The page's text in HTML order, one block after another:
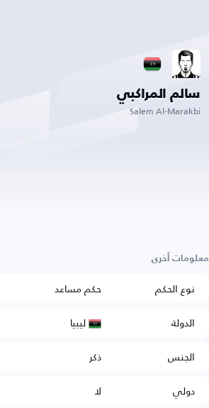
سالم المراكبي
Salem Al-Marakbi
معلومات أخرى
نوع الحكم
حكم مساعد
الدولة
ليبيا
الجنس
ذكر
دولي
لا